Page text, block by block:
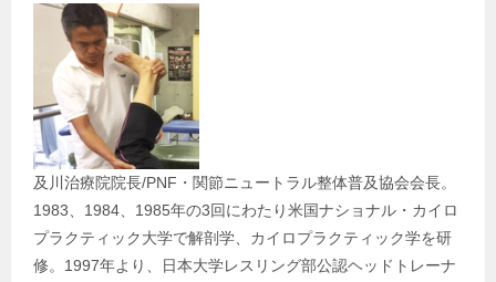
及川治療院院長/PNF・関節ニュートラル整体普及協会会長。
1983、1984、1985年の3回にわたり米国ナショナル・カイロ
プラクティック大学で解剖学、カイロプラクティック学を研
修。1997年より、日本大学レスリング部公認ヘッドトレーナ